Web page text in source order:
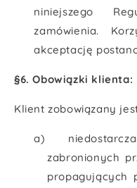
niniejszego
zamówienia.
akceptację
§6. Obowiązki klienta:
Klient zobowiązany
a)
zabronionych
propagujących